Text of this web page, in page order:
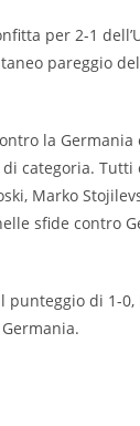
per 2-1
pareggio
la Germania
categoria.
Marko
sfide contro
di 1-